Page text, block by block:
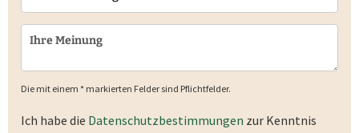
Die mit einem * markierten Felder sind Pflichtfelder.
Ich habe die Datenschutzbestimmungen zur Kenntnis